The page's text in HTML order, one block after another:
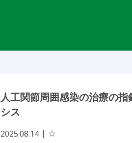
人工関節周囲感染の治療の
シス
2025.08.14 ☆